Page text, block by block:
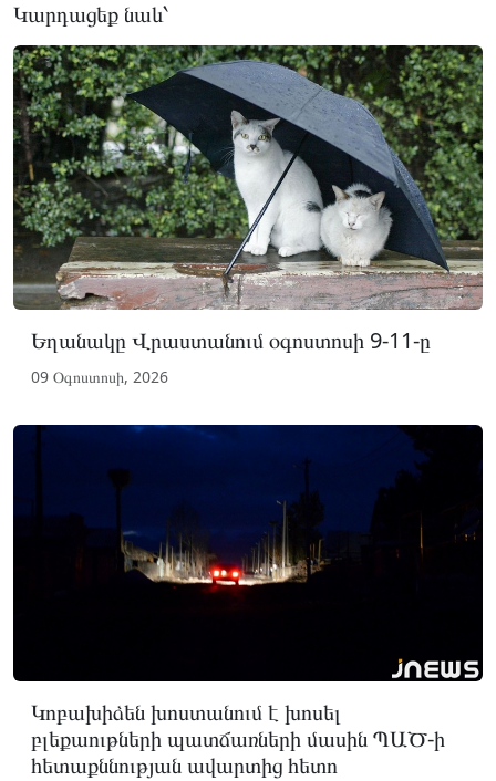
Կարդացեք նաև՝
Եղանակը Վրաստանում օգոստոսի 9-11-ը
09 Օգոստոսի, 2026
Կոբախիձեն խոստանում է խոսել
բլեքաութների պատճառների մասին ՊԱԾ-ի
հետաքննության ավարտից հետո